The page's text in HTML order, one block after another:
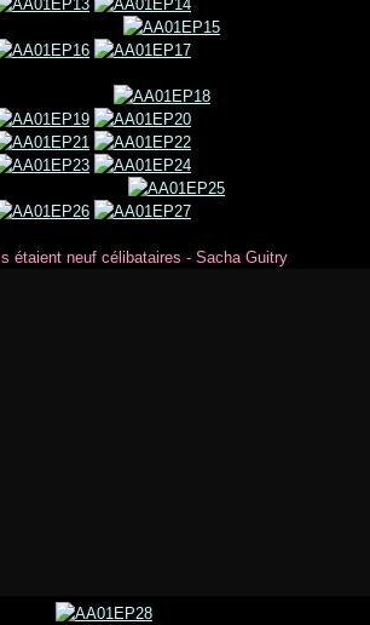
Ils étaient neuf célibataires - Sacha Guitry